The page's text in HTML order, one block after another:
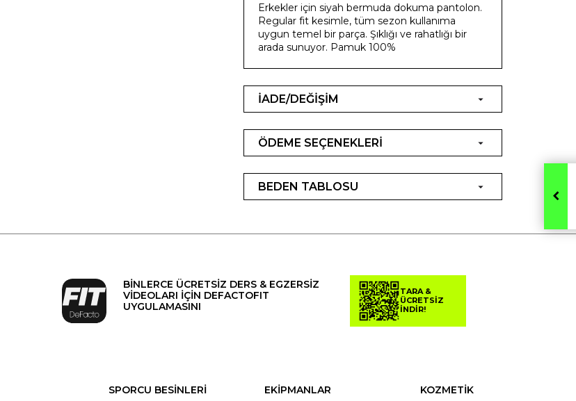
Erkekler için siyah bermuda dokuma pantolon.
Regular fit kesimle, tüm sezon kullanıma
uygun temel bir parça. Şıklığı ve rahatlığı bir
arada sunuyor. Pamuk 100%
İADE/DEĞİŞİM
ÖDEME SEÇENEKLERİ
BEDEN TABLOSU
BİNLERCE ÜCRETSİZ DERS & EGZERSİZ
VİDEOLARI İÇİN DEFACTOFIT
UYGULAMASINI
TARA &
ÜCRETSİZ
İNDİR!
SPORCU BESİNLERİ
EKİPMANLAR
KOZMETİK